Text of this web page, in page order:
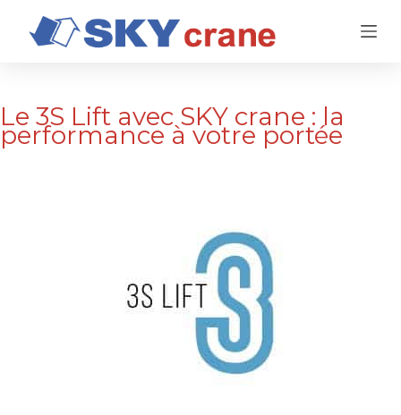
r
a
u
Le 3S Lift avec SKY crane : la
performance à votre portée